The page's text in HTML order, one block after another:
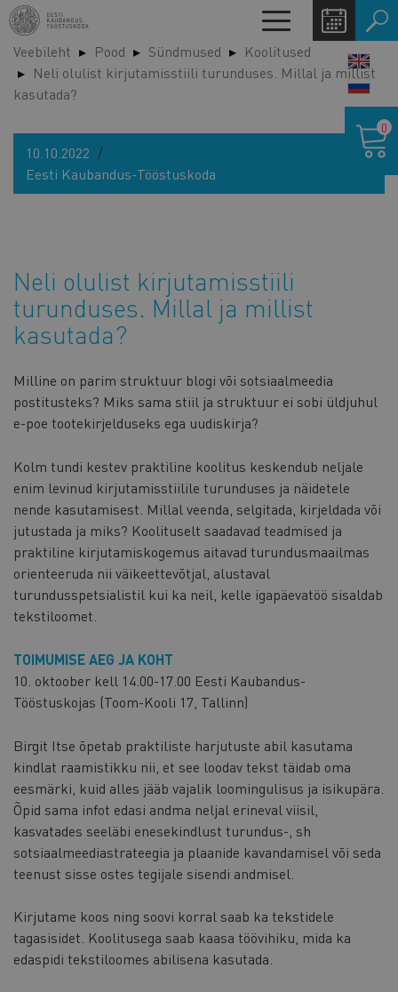
Liigu
edasi
põhisisu
juurde
Toggle
navigation
Veebileht Pood Sündmused
Koolitused
Neli olulist kirjutamisstiili turunduses. Millal ja millist
kasutada?
10.10.2022
Eesti Kaubandus-Tööstuskoda
Neli olulist kirjutamisstiili
turunduses. Millal ja millist
kasutada?
Milline on parim struktuur blogi või sotsiaalmeedia
postitusteks? Miks sama stiil ja struktuur ei sobi üldjuhul
e-poe tootekirjelduseks ega uudiskirja?
Kolm tundi kestev praktiline koolitus keskendub neljale
enim levinud kirjutamisstiilile turunduses ja näidetele
nende kasutamisest. Millal veenda, selgitada, kirjeldada või
jutustada ja miks? Koolituselt saadavad teadmised ja
praktiline kirjutamiskogemus aitavad turundusmaailmas
orienteeruda nii väikeettevõtjal, alustaval
turundusspetsialistil kui ka neil, kelle igapäevatöö sisaldab
tekstiloomet.
TOIMUMISE AEG JA KOHT
10. oktoober kell 14.00-17.00 Eesti Kaubandus-
Tööstuskojas (Toom-Kooli 17, Tallinn)
Birgit Itse õpetab praktiliste harjutuste abil kasutama
kindlat raamistikku nii, et see loodav tekst täidab oma
eesmärki, kuid alles jääb vajalik loomingulisus ja isikupära.
Õpid sama infot edasi andma neljal erineval viisil,
kasvatades seeläbi enesekindlust turundus-, sh
sotsiaalmeediastrateegia ja plaanide kavandamisel või seda
teenust sisse ostes tegijale sisendi andmisel.
Kirjutame koos ning soovi korral saab ka tekstidele
tagasisidet. Koolitusega saab kaasa töövihiku, mida ka
edaspidi tekstiloomes abilisena kasutada.
0